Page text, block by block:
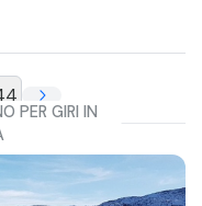
PER GIRI IN